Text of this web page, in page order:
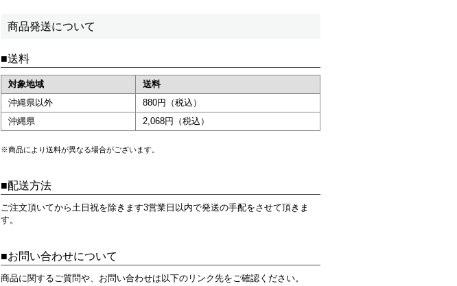
商品発送について
送料
対象地域
送料
沖縄県以外
880円（税込）
沖縄県
2,068円（税込）
※商品により送料が異なる場合がございます。
配送方法
ご注文頂いてから土日祝を除きます3営業日以内で発送の手配をさせて頂きま
す。
お問い合わせについて
商品に関するご質問や、お問い合わせは以下のリンク先をご確認ください。